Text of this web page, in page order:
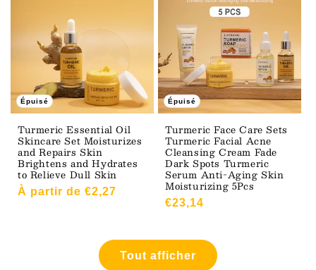
Épuisé
Turmeric Essential Oil
Skincare Set Moisturizes
and Repairs Skin
Brightens and Hydrates
to Relieve Dull Skin
Prix
À partir de €2,27
Épuisé
Turmeric Face Care Sets
Turmeric Facial Acne
Cleansing Cream Fade
Dark Spots Turmeric
Serum Anti-Aging Skin
Moisturizing 5Pcs
Prix
€23,14
Tout afficher